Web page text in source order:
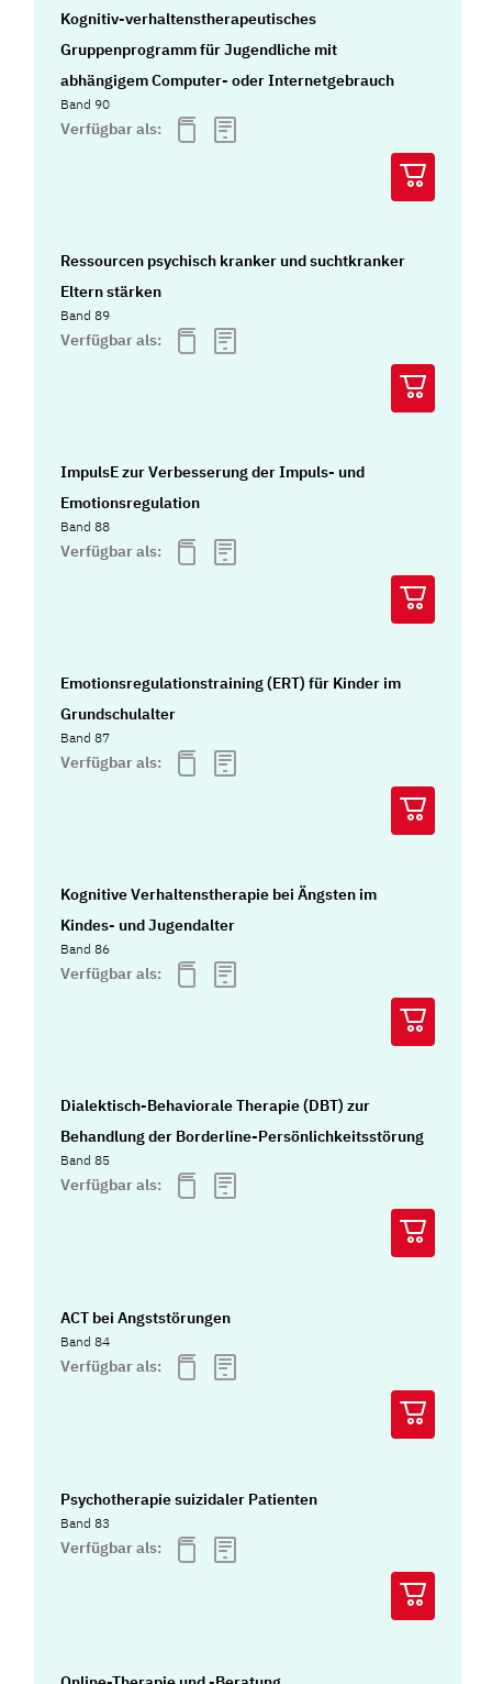
Kognitiv-verhaltenstherapeutisches
Gruppenprogramm für Jugendliche mit
abhängigem Computer- oder Internetgebrauch
Band 90
Verfügbar als:
Ressourcen psychisch kranker und suchtkranker
Eltern stärken
Band 89
Verfügbar als:
ImpulsE zur Verbesserung der Impuls- und
Emotionsregulation
Band 88
Verfügbar als:
Emotionsregulationstraining (ERT) für Kinder im
Grundschulalter
Band 87
Verfügbar als:
Kognitive Verhaltenstherapie bei Ängsten im
Kindes- und Jugendalter
Band 86
Verfügbar als:
Dialektisch-Behaviorale Therapie (DBT) zur
Behandlung der Borderline-Persönlichkeitsstörung
Band 85
Verfügbar als:
ACT bei Angststörungen
Band 84
Verfügbar als:
Psychotherapie suizidaler Patienten
Band 83
Verfügbar als: